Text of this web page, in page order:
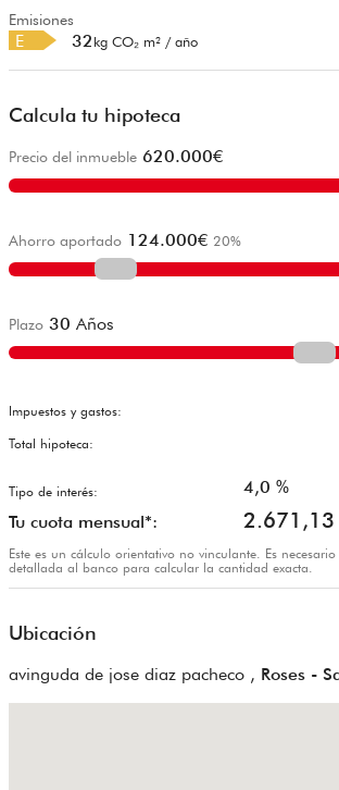
Emisiones
E 32kg CO₂ m² / año
Calcula tu hipoteca
Precio del inmueble 620.000€
Ahorro aportado 124.000€ 20%
Plazo 30 Años
Impuestos y gastos:
Total hipoteca:
Tipo de interés: 4,0 %
Tu cuota mensual*:
2.671,13
Este es un cálculo orientativo no vinculante. Es
detallada al banco para calcular la cantidad exacta.
Ubicación
avinguda de jose diaz pacheco , Roses -